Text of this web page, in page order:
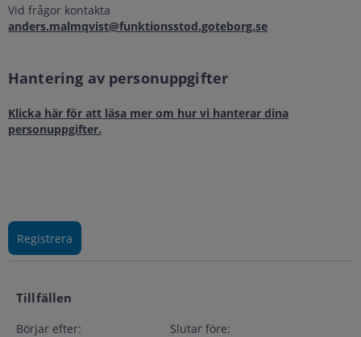
Vid frågor kontakta
anders.malmqvist@funktionsstod.goteborg.se
Hantering av personuppgifter
Klicka här för att läsa mer om hur vi hanterar dina
personuppgifter.
Tillfällen
Börjar efter: Slutar före: